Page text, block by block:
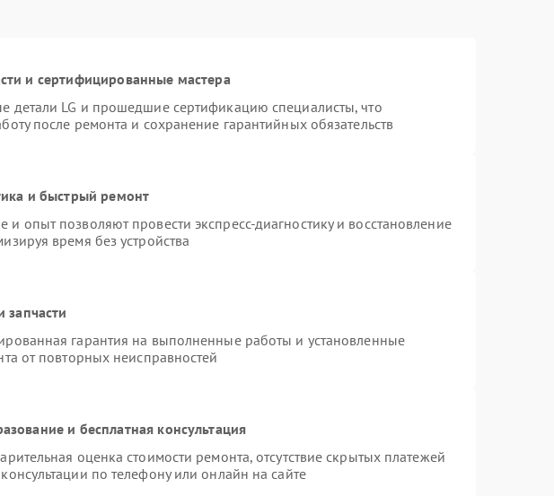
и сертифицированные мастера
детали LG и прошедшие сертификацию специалисты, что
после ремонта и сохранение гарантийных обязательств
и быстрый ремонт
опыт позволяют провести экспресс-диагностику и восстановление
время без устройства
запчасти
гарантия на выполненные работы и установленные
от повторных неисправностей
и бесплатная консультация
оценка стоимости ремонта, отсутствие скрытых платежей
по телефону или онлайн на сайте